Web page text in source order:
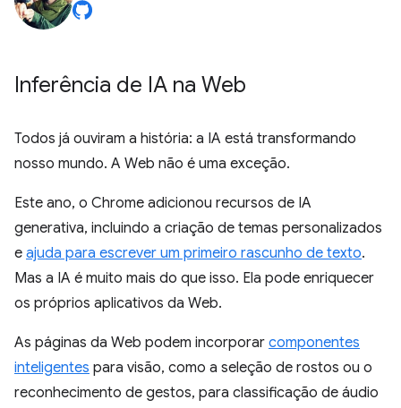
Inferência de IA na Web
Todos já ouviram a história: a IA está transformando
nosso mundo. A Web não é uma exceção.
Este ano, o Chrome adicionou recursos de IA
generativa, incluindo a criação de temas personalizados
e ajuda para escrever um primeiro rascunho de texto.
Mas a IA é muito mais do que isso. Ela pode enriquecer
os próprios aplicativos da Web.
As páginas da Web podem incorporar componentes
inteligentes para visão, como a seleção de rostos ou o
reconhecimento de gestos, para classificação de áudio